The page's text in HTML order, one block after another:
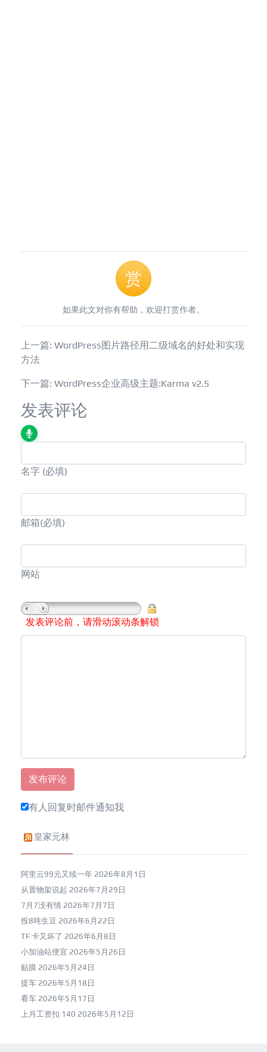
赏
如果此文对你有帮助，欢迎打赏作者。
上一篇: WordPress图片路径用二级域名的好处和实现
方法
下一篇: WordPress企业高级主题:Karma v2.5
发表评论
名字 (必填)
邮箱(必填)
网站
发表评论前，请滑动滚动条解锁
有人回复时邮件通知我
皇家元林
阿里云99元又续一年 2026年8月1日
从置物架说起 2026年7月29日
7月7没有情 2026年7月7日
投8吨生豆 2026年6月22日
TF 卡又坏了 2026年6月8日
小加油站便宜 2026年5月26日
贴膜 2026年5月24日
提车 2026年5月18日
看车 2026年5月17日
上月工资扣 140 2026年5月12日